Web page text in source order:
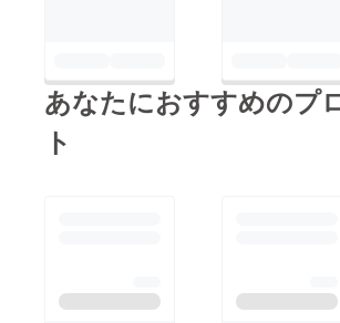
あなたにおすすめのプ
ト